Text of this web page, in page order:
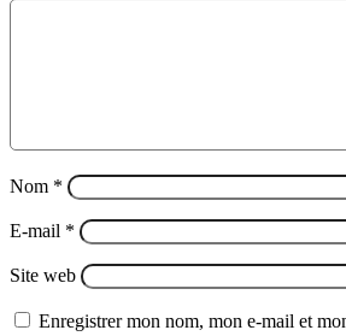
Nom *
E-mail *
Site web
Enregistrer mon nom, mon e-mail et